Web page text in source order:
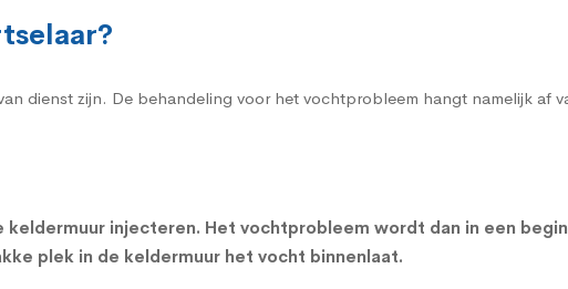
dienst zijn. De behandeling voor het vochtprobleem hangt namelijk af
keldermuur injecteren. Het vochtprobleem wordt dan in een
plek in de keldermuur het vocht binnenlaat.